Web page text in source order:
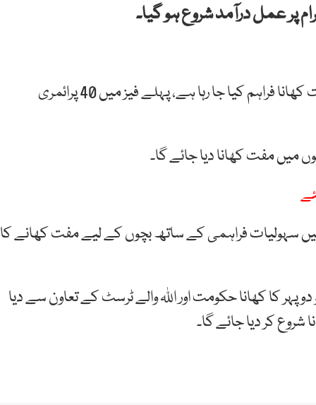
پر عمل درآمد شروع ہو گیا۔
تفصیلات کے مطابق سرکاری اسکولوں میں بچوں کو مفت کھانا فراہم کیا جا رہا ہے، پہلے فیز میں 40 پرائمری
سہولیات فراہمی کے ساتھ بچوں کے لیے مفت کھانے کا
کا کھانا حکومت اور اللہ والے ٹرسٹ کے تعاون سے دیا
شروع کر دیا جائے گا۔